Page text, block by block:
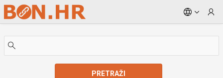
Skip to Main Content
PRETRAŽI